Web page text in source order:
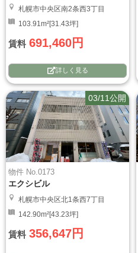
札幌市中央区南2条西3丁目
103.91m²[31.43坪]
賃料 691,460円
詳しく見る
物件 No.0173
03/11公開
エクシビル
札幌市中央区北1条西7丁目
142.90m²[43.23坪]
賃料 356,647円